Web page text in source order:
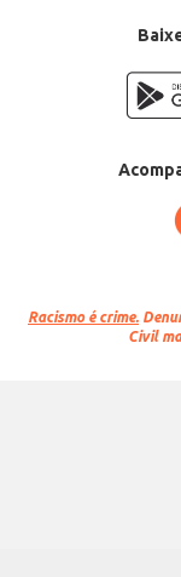
Racismo é crime.
Civil